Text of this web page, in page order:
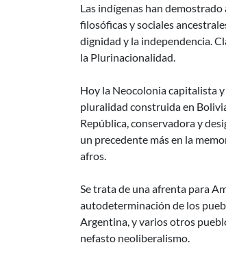
Las indígenas han demostrado
filosóficas y sociales
dignidad y la independencia.
la Plurinacionalidad.
Hoy la Neocolonia capitalista
pluralidad construida en
República, conservadora y
un precedente más en la
afros.
Se trata de una afrenta para
autodeterminación de los
Argentina, y varios otros
nefasto neoliberalismo.